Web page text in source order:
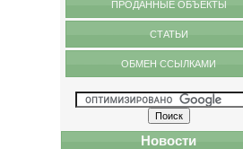
ПРОДАННЫЕ ОБЪЕКТЫ
СТАТЬИ
ОБМЕН ССЫЛКАМИ
Новости